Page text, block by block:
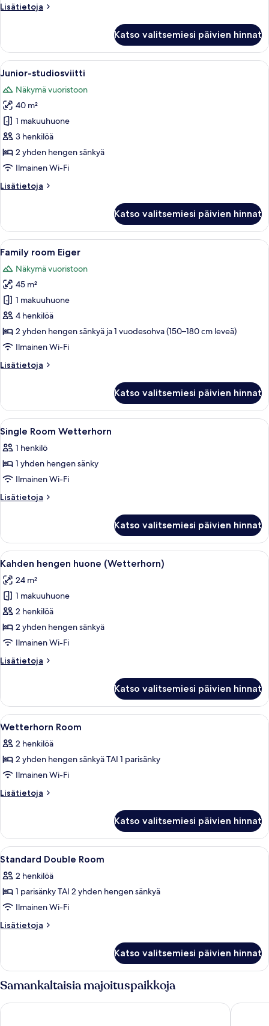
Lisätietoja
Lisätietoja
huone
(Standard
Eiger)
Katso valitsemiesi päivien hinnat
Avaa
kaikki
huonetyypin
Junior-
studiosviitti
kuvat
Hotellihuone, jossa on sänky, kaksi
16
Junior-studiosviitti
Näkymä vuoristoon
40 m²
1 makuuhuone
3 henkilöä
2 yhden hengen sänkyä
Ilmainen Wi-Fi
Lisätietoja
Lisätietoja
Katso valitsemiesi päivien hinnat
Avaa
kaikki
huonetyypin
Family
room
Eiger
kuvat
Olohuoneessa on sohva, kaksi
6
Family room Eiger
Näkymä vuoristoon
45 m²
1 makuuhuone
4 henkilöä
2 yhden hengen sänkyä ja 1 vuodesohva (150–180 cm leveä)
Ilmainen Wi-Fi
Lisätietoja
Lisätietoja
Eiger
Katso valitsemiesi päivien hinnat
Avaa
kaikki
huonetyypin
Single
Room
Wetterhorn
Allergiatestatut vuodevaatteet,
3
Single Room Wetterhorn
1 henkilö
1 yhden hengen sänky
Ilmainen Wi-Fi
Lisätietoja
Lisätietoja
Wetterhorn
Katso valitsemiesi päivien hinnat
Avaa
kaikki
huonetyypin
Kahden
hengen
huone
(Wetterhorn)
Hotellihuone, jossa on puinen
14
Kahden hengen huone (Wetterhorn)
24 m²
1 makuuhuone
2 henkilöä
2 yhden hengen sänkyä
Ilmainen Wi-Fi
Lisätietoja
Lisätietoja
huone
(Wetterhorn)
Katso valitsemiesi päivien hinnat
Avaa
kaikki
huonetyypin
Wetterhorn
Room
kuvat
Allergiatestatut vuodevaatteet,
5
Wetterhorn Room
2 henkilöä
2 yhden hengen sänkyä TAI 1 parisänky
Ilmainen Wi-Fi
Lisätietoja
Lisätietoja
Katso valitsemiesi päivien hinnat
Avaa
kaikki
huonetyypin
Standard
Double
Room
Hotellihuone, jossa on suuri sänky,
5
Standard Double Room
2 henkilöä
1 parisänky TAI 2 yhden hengen sänkyä
Ilmainen Wi-Fi
Lisätietoja
Lisätietoja
Room
Katso valitsemiesi päivien hinnat
Samankaltaisia majoituspaikkoja
Eiger Mountain & Soul Resort